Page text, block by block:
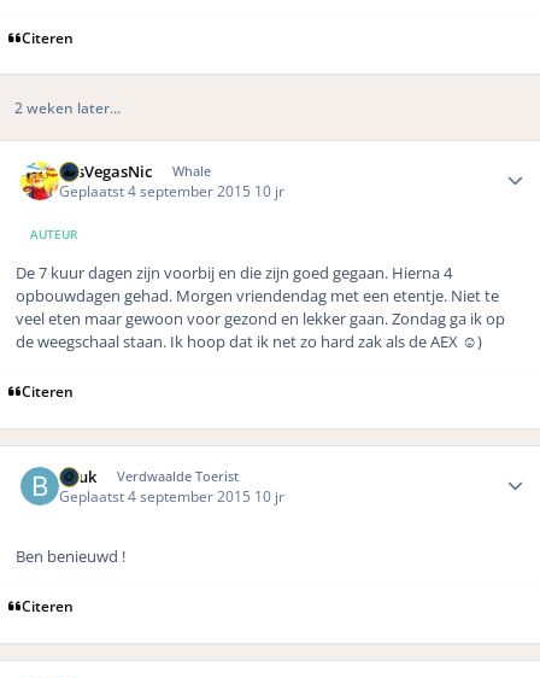
Citeren
2 weken later...
LasVegasNic Whale
Geplaatst4 september 2015 10 jr
AUTEUR
De 7 kuur dagen zijn voorbij en die zijn goed gegaan. Hierna 4
opbouwdagen gehad. Morgen vriendendag met een etentje. Niet te
veel eten maar gewoon voor gezond en lekker gaan. Zondag ga ik op
de weegschaal staan. Ik hoop dat ik net zo hard zak als de AEX ☺️)
Citeren
Beuk Verdwaalde Toerist
Geplaatst4 september 2015 10 jr
Ben benieuwd !
Citeren